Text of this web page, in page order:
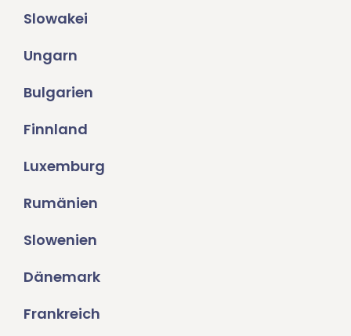
Slowakei
Ungarn
Bulgarien
Finnland
Luxemburg
Rumänien
Slowenien
Dänemark
Frankreich